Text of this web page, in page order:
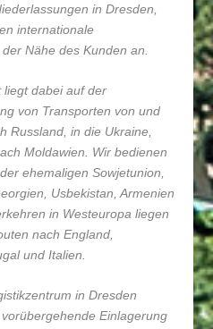
in Dresden,
internationale
Nähe des Kunden an.
liegt dabei auf der
von Transporten von und
Russland, in die Ukraine,
Moldawien. Wir bedienen
ehemaligen Sowjetunion,
Usbekistan, Armenien
in Westeuropa liegen
nach England,
und Italien.
in Dresden
Einlagerung